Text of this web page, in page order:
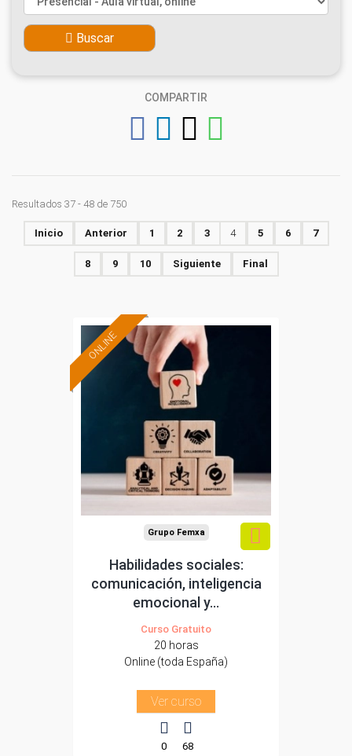
Buscar
COMPARTIR
Resultados 37 - 48 de 750
Inicio Anterior 1 2 3 4 5 6 7
8 9 10 Siguiente Final
ONLINE
Formación 100%
subvencionada.
trabajadores y
autónomos.
Sector
-Administración.
Grupo Femxa
Habilidades sociales:
comunicación, inteligencia
emocional y...
Curso Gratuito
20 horas
Online (toda España)
Ver curso
0 68